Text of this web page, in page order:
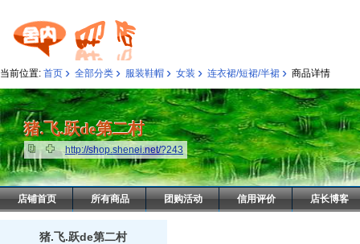
当前位置: 首页 › 全部分类 › 服装鞋帽 › 女装 › 连衣裙/短裙/半裙 › 商品详情
猪.飞.跃de第二村
猪.飞.跃de第二村
http://shop.shenei.net/?243
店铺首页 所有商品 团购活动 信用评价 店长博客
猪.飞.跃de第二村